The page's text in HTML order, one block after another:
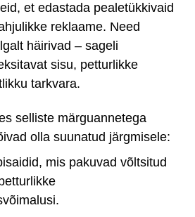
et edastada pealetükkivaid
reklaame. Need
häirivad – sageli
sisu, petturlikke
tarkvara.
selliste märguannetega
olla suunatud järgmisele:
mis pakuvad võltsitud